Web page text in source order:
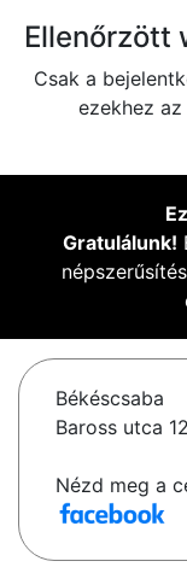
Ellenőrzött
Csak a
ezekhez
Gratulálunk!
Békéscsaba
Baross utca
Nézd meg a